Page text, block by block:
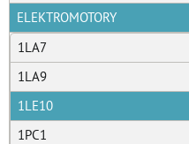
ELEKTROMOTORY
1LA7
1LA9
1LE10
1PC1